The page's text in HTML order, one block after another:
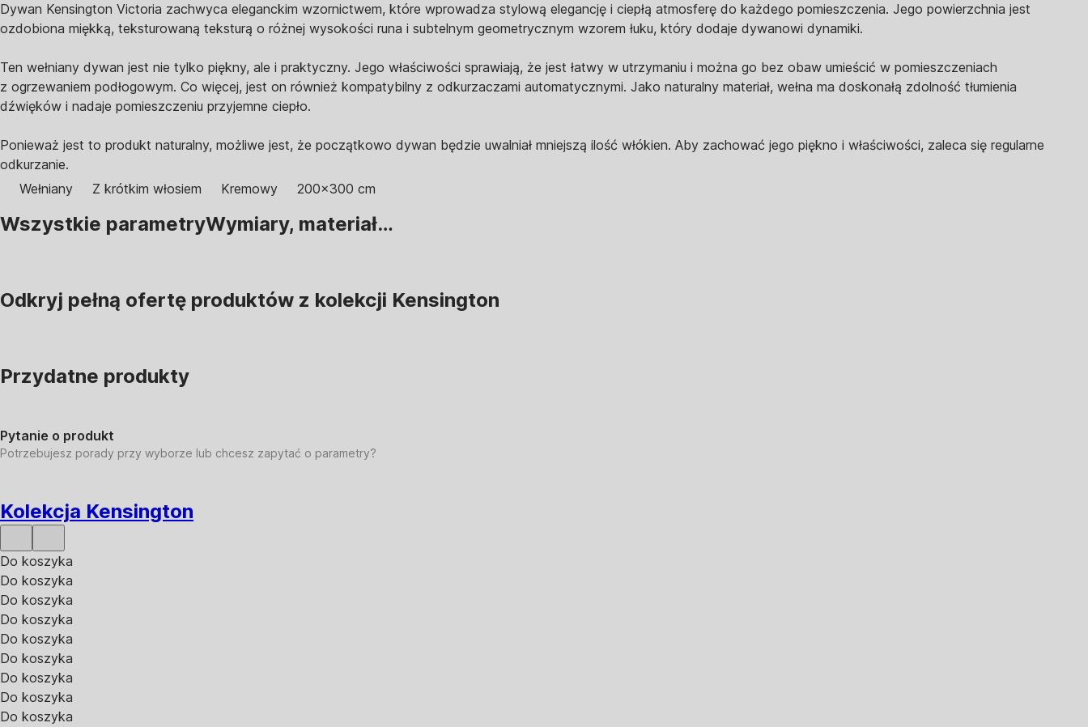
Dywan Kensington Victoria zachwyca eleganckim wzornictwem, które wprowadza stylową elegancję i ciepłą atmosferę do każdego pomieszczenia. Jego powierzchnia jest
ozdobiona miękką, teksturowaną teksturą o różnej wysokości runa i subtelnym geometrycznym wzorem łuku, który dodaje dywanowi dynamiki.
Ten wełniany dywan jest nie tylko piękny, ale i praktyczny. Jego właściwości sprawiają, że jest łatwy w utrzymaniu i można go bez obaw umieścić w pomieszczeniach
z ogrzewaniem podłogowym. Co więcej, jest on również kompatybilny z odkurzaczami automatycznymi. Jako naturalny materiał, wełna ma doskonałą zdolność tłumienia
dźwięków i nadaje pomieszczeniu przyjemne ciepło.
Ponieważ jest to produkt naturalny, możliwe jest, że początkowo dywan będzie uwalniał mniejszą ilość włókien. Aby zachować jego piękno i właściwości, zaleca się regularne
odkurzanie.
Wełniany
Z krótkim włosiem Kremowy 200x300 cm
Wszystkie parametryWymiary, materiał…
Odkryj pełną ofertę produktów z kolekcji Kensington
Przydatne produkty
Pytanie o produkt
Potrzebujesz porady przy wyborze lub chcesz zapytać o parametry?
Kolekcja Kensington
Do koszyka
Do koszyka
Do koszyka
Do koszyka
Do koszyka
Do koszyka
Do koszyka
Do koszyka
Do koszyka